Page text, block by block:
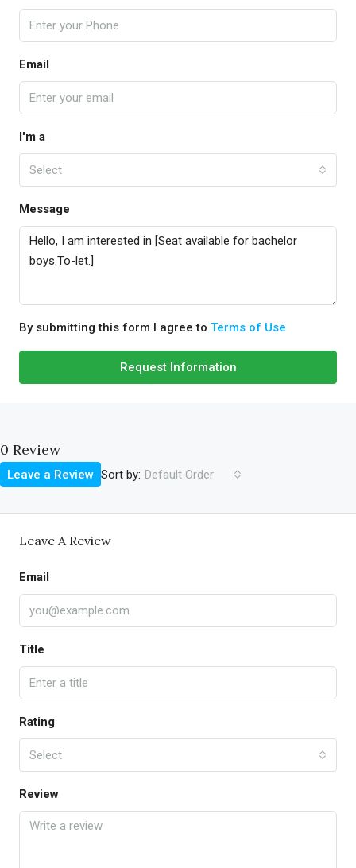
Email
I'm a
Select
Message
By submitting this form I agree to Terms of Use
Request Information
0 Review
Sort by: Default Order
Leave a Review
Leave A Review
Email
Title
Rating
Select
Review